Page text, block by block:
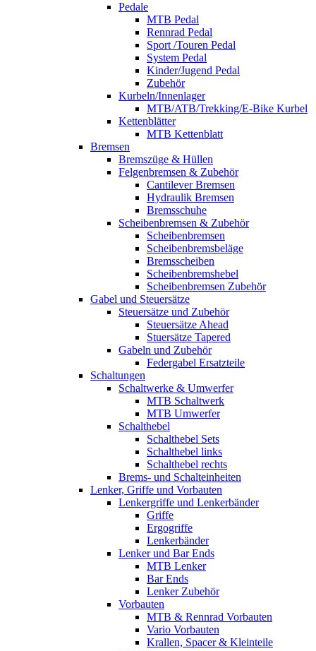
Pedale
MTB Pedal
Rennrad Pedal
Sport /Touren Pedal
System Pedal
Kinder/Jugend Pedal
Zubehör
Kurbeln/Innenlager
MTB/ATB/Trekking/E-Bike Kurbel
Kettenblätter
MTB Kettenblatt
Bremsen
Bremszüge & Hüllen
Felgenbremsen & Zubehör
Cantilever Bremsen
Hydraulik Bremsen
Bremsschuhe
Scheibenbremsen & Zubehör
Scheibenbremsen
Scheibenbremsbeläge
Bremsscheiben
Scheibenbremshebel
Scheibenbremsen Zubehör
Gabel und Steuersätze
Steuersätze und Zubehör
Steuersätze Ahead
Stuersätze Tapered
Gabeln und Zubehör
Federgabel Ersatzteile
Schaltungen
Schaltwerke & Umwerfer
MTB Schaltwerk
MTB Umwerfer
Schalthebel
Schalthebel Sets
Schalthebel links
Schalthebel rechts
Brems- und Schalteinheiten
Lenker, Griffe und Vorbauten
Lenkergriffe und Lenkerbänder
Griffe
Ergogriffe
Lenkerbänder
Lenker und Bar Ends
MTB Lenker
Bar Ends
Lenker Zubehör
Vorbauten
MTB & Rennrad Vorbauten
Vario Vorbauten
Krallen, Spacer & Kleinteile